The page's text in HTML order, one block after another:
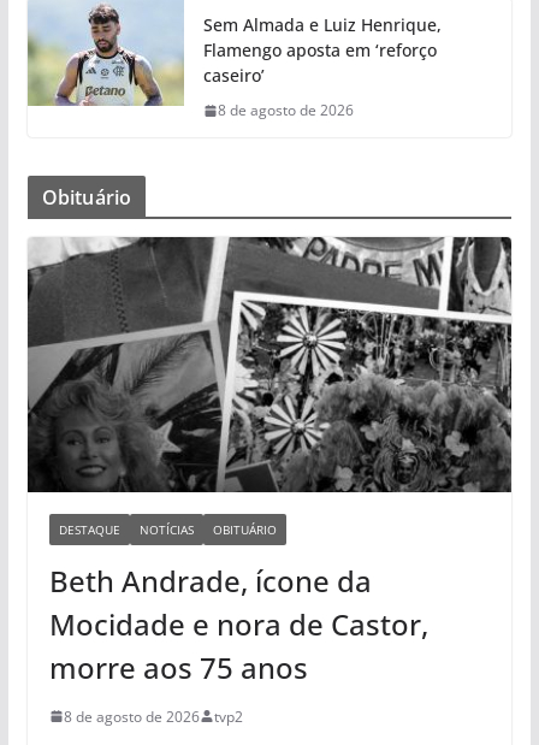
Sem Almada e Luiz Henrique,
Flamengo aposta em ‘reforço
caseiro’
8 de agosto de 2026
Obituário
DESTAQUE NOTÍCIAS OBITUÁRIO
Beth Andrade, ícone da
Mocidade e nora de Castor,
morre aos 75 anos
8 de agosto de 2026 tvp2